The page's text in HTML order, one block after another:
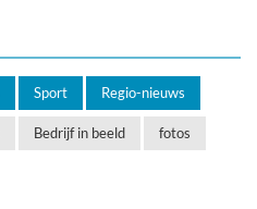
Sport Regio-nieuws
Bedrijf in beeld fotos